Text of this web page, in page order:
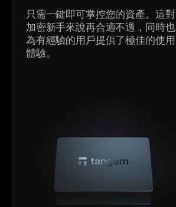
只需一鍵即可掌控您的資產。這對
加密新手來說再合適不過，同時也
為有經驗的用戶提供了極佳的使用
體驗。